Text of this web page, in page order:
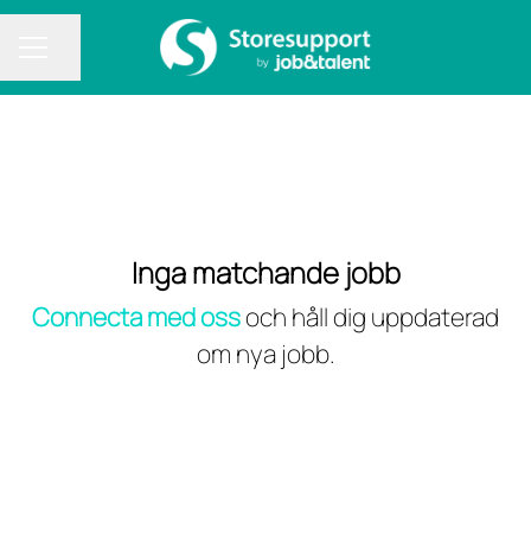
Inga matchande jobb
Connecta med ossoch håll dig uppdaterad
om nya jobb.